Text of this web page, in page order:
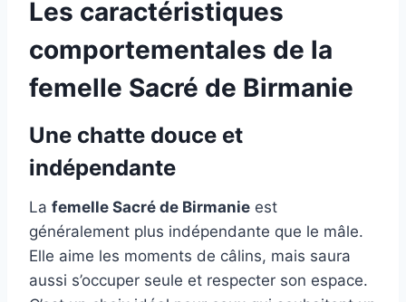
Les caractéristiques
comportementales de la
femelle Sacré de Birmanie
Une chatte douce et
indépendante
La femelle Sacré de Birmanie est
généralement plus indépendante que le mâle.
Elle aime les moments de câlins, mais saura
aussi s’occuper seule et respecter son espace.